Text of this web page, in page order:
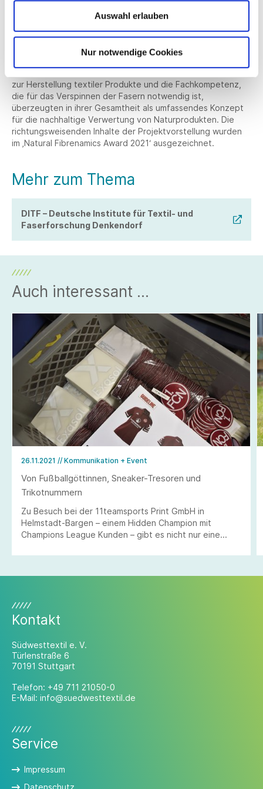
Auswahl erlauben
Nur notwendige Cookies
Einsatzmöglichkeiten interessant. Diese Möglichkeiten
steigern die Wertschöpfung für den Hanfanbau enorm.
Dr. Antje Ota (DITF Denkendorf) und Anne Reboux (RBX
Créations) stellten auf einem Vortrag der ICNF 2021 die
Ergebnisse ihrer Kooperation öffentlich vor. Das ökologische
zur Herstellung textiler Produkte und die Fachkompetenz,
die für das Verspinnen der Fasern notwendig ist,
überzeugten in ihrer Gesamtheit als umfassendes Konzept
für die nachhaltige Verwertung von Naturprodukten. Die
richtungsweisenden Inhalte der Projektvorstellung wurden
im ‚Natural Fibrenamics Award 2021‘ ausgezeichnet.
Mehr zum Thema
DITF – Deutsche Institute für Textil- und
Faserforschung Denkendorf
Auch interessant ...
26.11.2021 // Kommunikation + Event
Von Fußballgöttinnen, Sneaker-Tresoren und
Trikotnummern
Zu Besuch bei der 11teamsports Print GmbH in
Helmstadt-Bargen – einem Hidden Champion mit
Champions League Kunden – gibt es nicht nur eine
13 000 Quadratmetern zu entdecken, sondern vor
Kontakt
Südwesttextil e. V.
Türlenstraße 6
70191 Stuttgart
Telefon: +49 711 21050-0
E-Mail: info@suedwesttextil.de
Service
Impressum